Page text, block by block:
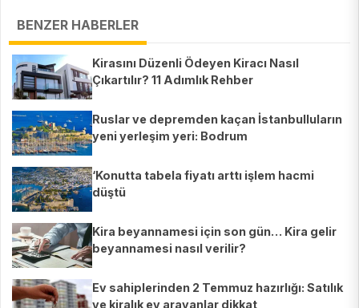
BENZER HABERLER
Kirasını Düzenli Ödeyen Kiracı Nasıl
Çıkartılır? 11 Adımlık Rehber
Ruslar ve depremden kaçan İstanbulluların
yeni yerleşim yeri: Bodrum
‘Konutta tabela fiyatı arttı işlem hacmi
düştü
Kira beyannamesi için son gün… Kira gelir
beyannamesi nasıl verilir?
Ev sahiplerinden 2 Temmuz hazırlığı: Satılık
ve kiralık ev arayanlar dikkat